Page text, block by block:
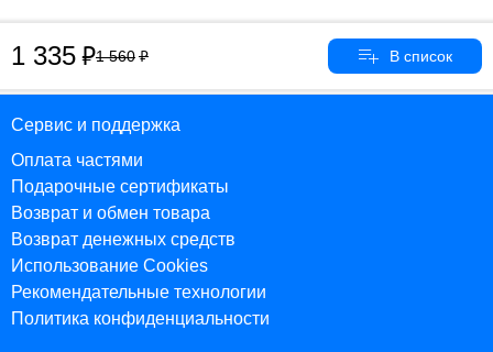
1 335 1 560
Сервис и поддержка
Оплата частями
Подарочные сертификаты
Возврат и обмен товара
Возврат денежных средств
Использование Cookies
Рекомендательные технологии
Политика конфиденциальности